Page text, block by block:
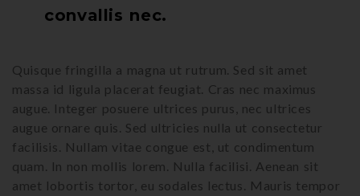
convallis nec.
Quisque fringilla a magna ut rutrum. Sed sit amet
massa id ligula placerat feugiat. Cras nec maximus
augue. Integer posuere ultrices purus, nec ultrices
augue ornare quis. Sed ultricies nulla ut consectetur
facilisis. Nullam vitae congue est, ut condimentum
quam. In non mollis lorem. Nulla facilisi. Aenean sit
amet lobortis tortor, eu sodales lectus. Mauris tempor